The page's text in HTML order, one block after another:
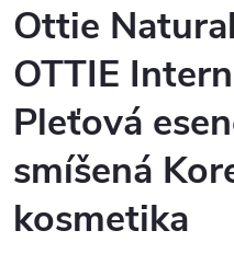
Ottie
OTTIE
Pleťová
smíšená
kosmetika